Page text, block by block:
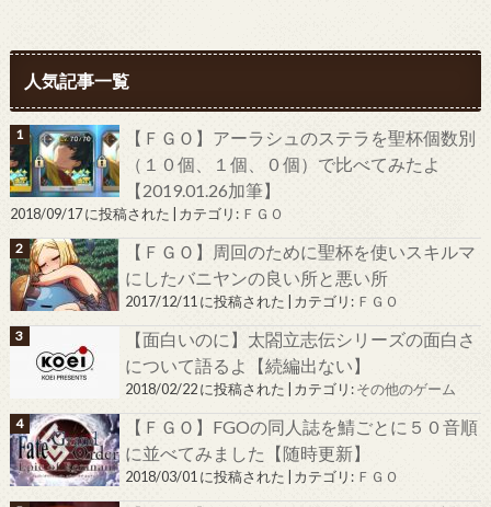
人気記事一覧
【ＦＧＯ】アーラシュのステラを聖杯個数別
（１０個、１個、０個）で比べてみたよ
【2019.01.26加筆】
2018/09/17 に投稿された カテゴリ: ＦＧＯ
【ＦＧＯ】周回のために聖杯を使いスキルマ
にしたバニヤンの良い所と悪い所
2017/12/11 に投稿された カテゴリ: ＦＧＯ
【面白いのに】太閤立志伝シリーズの面白さ
について語るよ【続編出ない】
2018/02/22 に投稿された カテゴリ:その他のゲーム
【ＦＧＯ】FGOの同人誌を鯖ごとに５０音順
に並べてみました【随時更新】
2018/03/01 に投稿された カテゴリ: ＦＧＯ